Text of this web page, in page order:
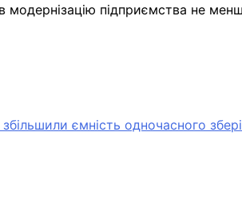
модернізацію підприємства не
ємність одночасного